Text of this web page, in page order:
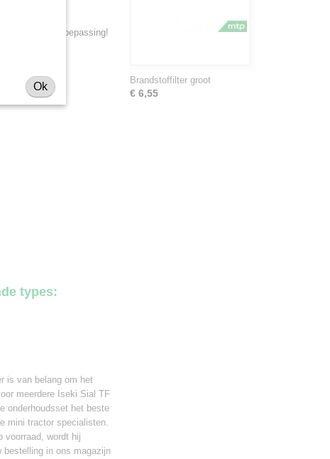
series van toepassing!
types:
is van belang om het
meerdere Iseki Sial TF
onderhoudsset het beste
mini tractor specialisten.
voorraad, wordt hij
bestelling in ons magazijn
Brandstoffilter groot
€ 6,55
Ok